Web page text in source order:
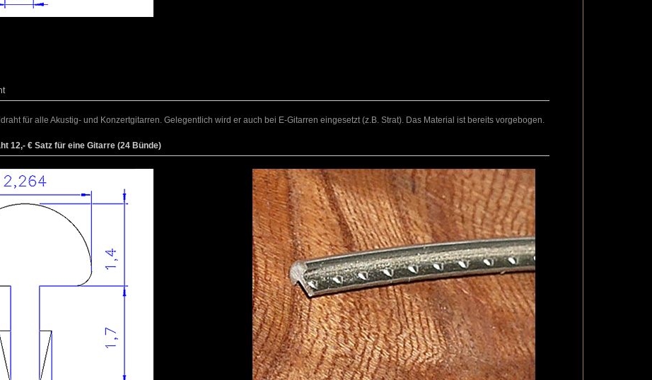
für alle Akustig- und Konzertgitarren. Gelegentlich wird er auch bei E-Gitarren eingesetzt (z.B. Strat). Das Material ist bereits vorgebogen.
12,- € Satz für eine Gitarre (24 Bünde)